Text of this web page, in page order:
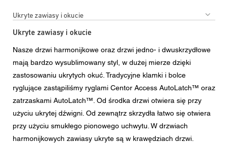
Ukryte zawiasy i okucie
Ukryte zawiasy i okucie
Nasze drzwi harmonijkowe oraz drzwi jedno- i dwuskrzydłowe
mają bardzo wysublimowany styl, w dużej mierze dzięki
zastosowaniu ukrytych okuć. Tradycyjne klamki i bolce
ryglujące zastąpiliśmy ryglami Centor Access AutoLatch™ oraz
zatrzaskami AutoLatch™. Od środka drzwi otwiera się przy
użyciu ukrytej dźwigni. Od zewnątrz skrzydła łatwo się otwiera
przy użyciu smukłego pionowego uchwytu. W drzwiach
harmonijkowych zawiasy ukryte są w krawędziach drzwi.